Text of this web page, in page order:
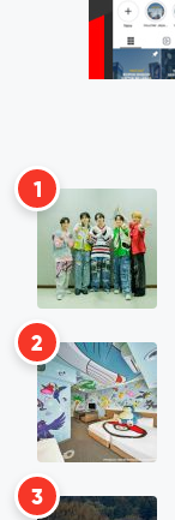
1
2
3